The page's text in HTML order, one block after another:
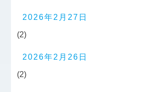
2026年2月27日
(2)
2026年2月26日
(2)